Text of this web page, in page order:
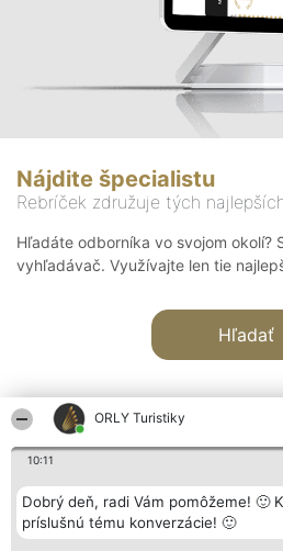
ORLY Turistiky
10:11
Dobrý deň, radi Vám pomôžeme! 🙂
príslušnú tému konverzácie! 🙂
Nájdite špecialistu
Rebríček združuje tých
Hľadáte odborníka vo svojom okolí?
vyhľadávač. Využívajte len tie
Hľadať
Organizátor hodnotenia
Bright Side Solutions sp. z o.
o. sp. k.
Hodnotenie
Laureáti
Lista